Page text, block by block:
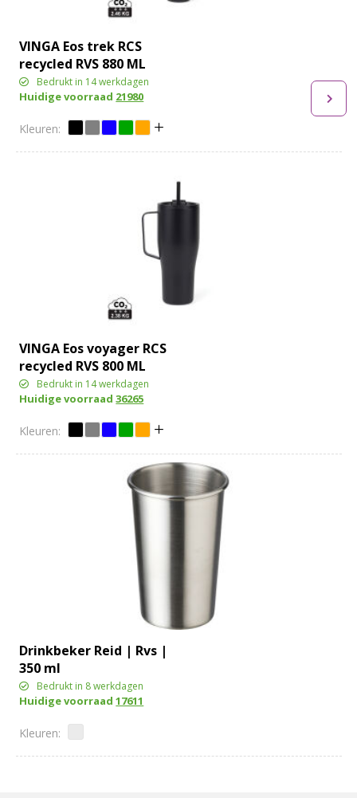
VINGA Eos trek RCS
recycled RVS 880 ML
Bedrukt in 14 werkdagen
Huidige voorraad 21980
VINGA Eos voyager RCS
recycled RVS 800 ML
Bedrukt in 14 werkdagen
Huidige voorraad36265
Drinkbeker Reid | Rvs |
350 ml
Bedrukt in 8 werkdagen
Huidige voorraad17611